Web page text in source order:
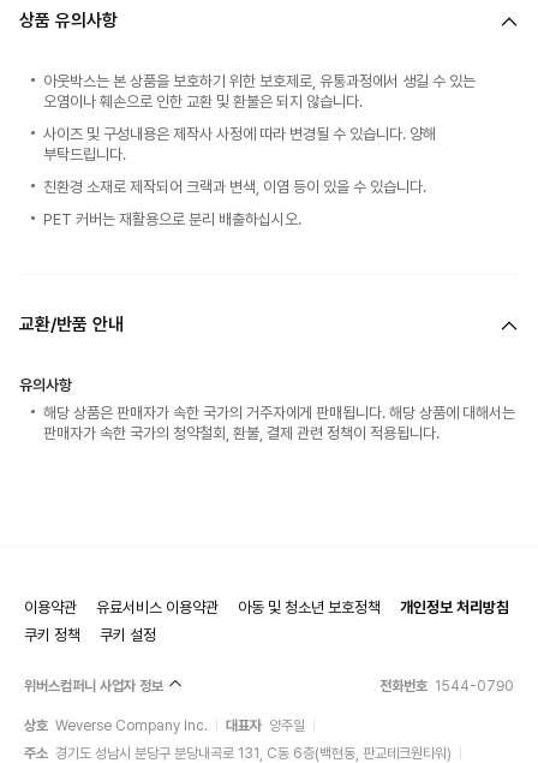
상품 유의사항
아웃박스는 본 상품을 보호하기 위한 보호제로, 유통과정에서 생길 수 있는
오염이나 훼손으로 인한 교환 및 환불은 되지 않습니다.
사이즈 및 구성내용은 제작사 사정에 따라 변경될 수 있습니다. 양해
부탁드립니다.
친환경 소재로 제작되어 크랙과 변색, 이염 등이 있을 수 있습니다.
PET 커버는 재활용으로 분리 배출하십시오.
교환/반품 안내
유의사항
해당 상품은 판매자가 속한 국가의 거주자에게 판매됩니다. 해당 상품에 대해서는
판매자가 속한 국가의 청약철회, 환불, 결제 관련 정책이 적용됩니다.
이용약관 유료서비스 이용약관 아동 및 청소년 보호정책
개인정보 처리방침
쿠키 정책
쿠키 설정
위버스컴퍼니 사업자 정보 전화번호 1544-0790
상호 Weverse Company Inc. 대표자 양주일
주소 경기도 성남시 분당구 분당내곡로 131, C동 6층(백현동, 판교테크원타워)